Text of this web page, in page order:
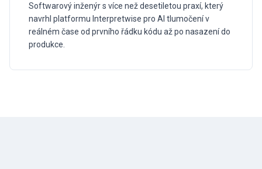
Softwarový inženýr s více než desetiletou praxí, který
navrhl platformu Interpretwise pro AI tlumočení v
reálném čase od prvního řádku kódu až po nasazení do
produkce.